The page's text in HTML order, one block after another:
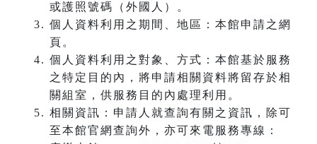
或護照號碼（外國人）。
個人資料利用之期間、地區：本館申請之網
頁。
個人資料利用之對象、方式：本館基於服務
之特定目的內，將申請相關資料將留存於相
關組室，供服務目的內處理利用。
相關資訊：申請人就查詢有關之資訊，除可
至本館官網查詢外，亦可來電服務專線：